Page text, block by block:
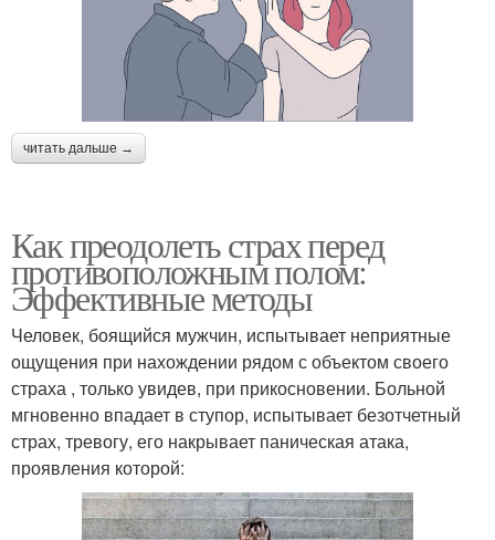
читать дальше →
Как преодолеть страх перед
противоположным полом:
Эффективные методы
Человек, боящийся мужчин, испытывает неприятные
ощущения при нахождении рядом с объектом своего
страха , только увидев, при прикосновении. Больной
мгновенно впадает в ступор, испытывает безотчетный
страх, тревогу, его накрывает паническая атака,
проявления которой: